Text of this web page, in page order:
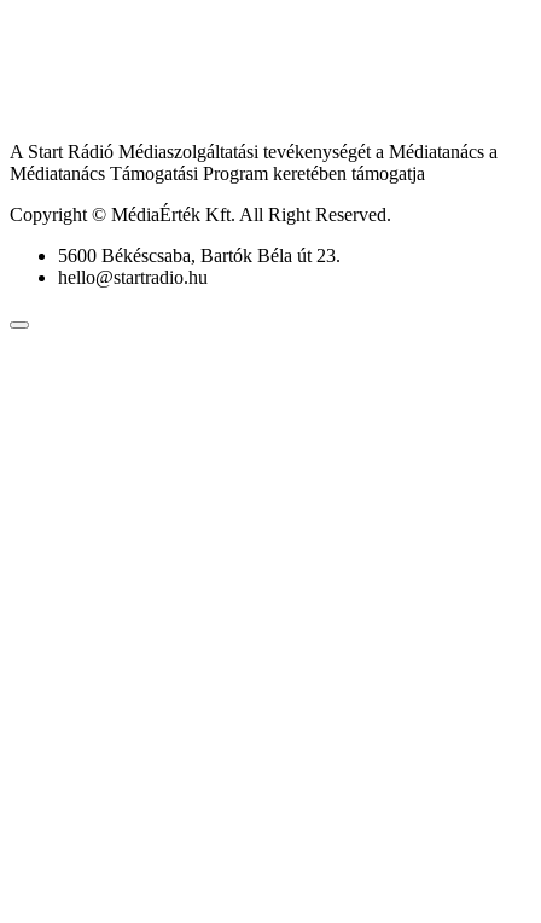
A Start Rádió Médiaszolgáltatási tevékenységét a Médiatanács a
Médiatanács Támogatási Program keretében támogatja
Copyright © MédiaÉrték Kft. All Right Reserved.
5600 Békéscsaba, Bartók Béla út 23.
hello@startradio.hu